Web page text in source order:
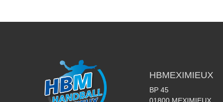
HBMEXIMIEUX
BP 45